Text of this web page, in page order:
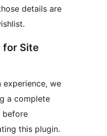
details are
for Site
experience, we
a complete
before
this plugin.